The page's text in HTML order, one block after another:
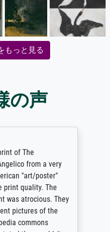
もっと見る
の声
of The
from a very
"art/poster"
print quality. The
was atrocious. They
pictures of the
commons